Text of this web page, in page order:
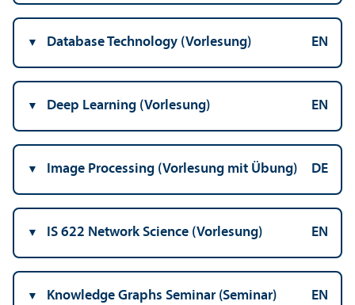
Database Technology (Vorlesung) EN
Deep Learning (Vorlesung) EN
Image Processing (Vorlesung mit Übung) DE
IS 622 Network Science (Vorlesung) EN
Knowledge Graphs Seminar (Seminar) EN